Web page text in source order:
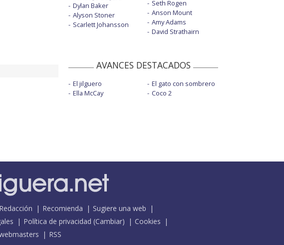
Dylan Baker
Alyson Stoner
Scarlett Johansson
Seth Rogen
Anson Mount
Amy Adams
David Strathairn
AVANCES DESTACADOS
El jilguero
Ella McCay
El gato con sombrero
Coco 2
Redacción Recomienda
Sugiere una web
Política de privacidad (Cambiar)
Cookies
RSS